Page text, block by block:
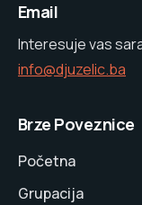
Email
Interesuje vas
info@djuzelic.ba
Brze Poveznice
Početna
Grupacija